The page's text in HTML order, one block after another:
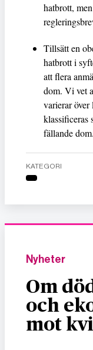
hatbrott,
Tillsätt en
hatbrott i
att flera
dom. Vi vet
varierar
klassificeras
fällande dom.
KATEGORI
Nyheter
Om
och
mot